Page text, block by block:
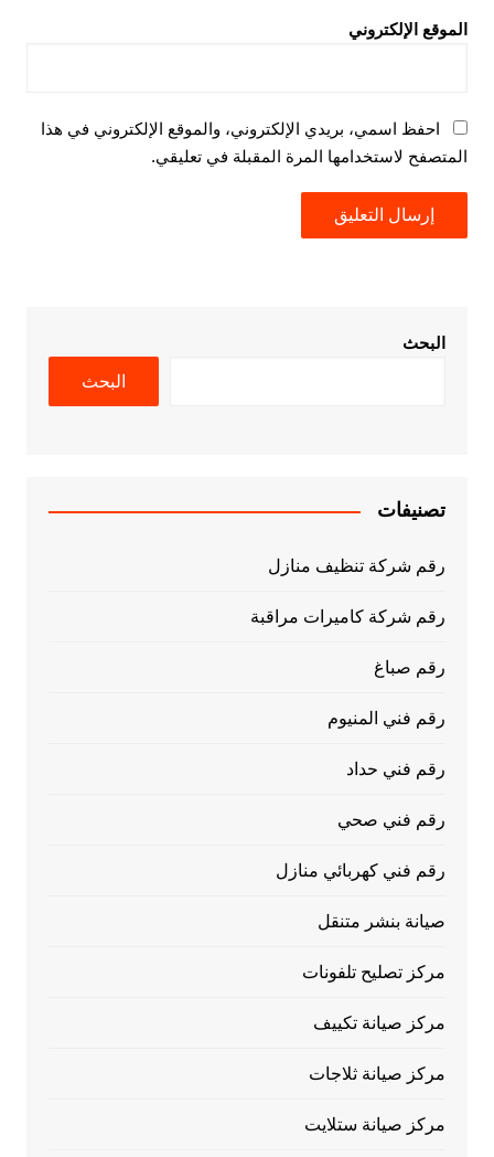
الموقع الإلكتروني
احفظ اسمي، بريدي الإلكتروني، والموقع الإلكتروني في هذا
المتصفح لاستخدامها المرة المقبلة في تعليقي.
البحث
البحث
تصنيفات
رقم شركة تنظيف منازل
رقم شركة كاميرات مراقبة
رقم صباغ
رقم فني المنيوم
رقم فني حداد
رقم فني صحي
رقم فني كهربائي منازل
صيانة بنشر متنقل
مركز تصليح تلفونات
مركز صيانة تكييف
مركز صيانة ثلاجات
مركز صيانة ستلايت